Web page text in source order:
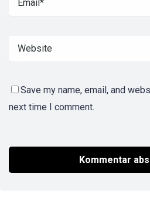
Save my name, email, and
next time I comment.